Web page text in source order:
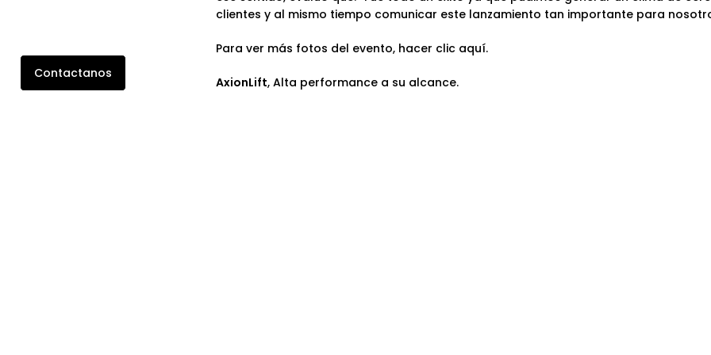
Contactanos
clientes y al mismo tiempo comunicar este lanzamiento tan importante para
Para ver más fotos del evento, hacer clic aquí.
AxionLift, Alta performance a su alcance.